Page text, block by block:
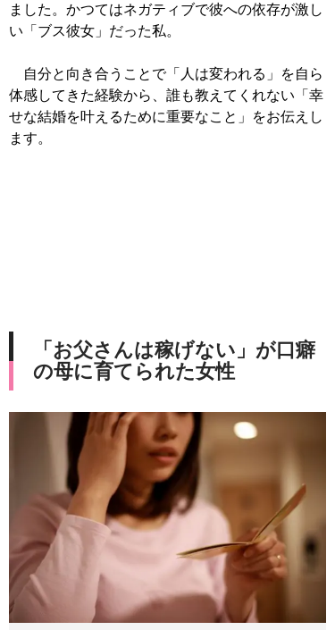
ました。かつてはネガティブで彼への依存が激し
い「ブス彼女」だった私。
自分と向き合うことで「人は変われる」を自ら
体感してきた経験から、誰も教えてくれない「幸
せな結婚を叶えるために重要なこと」をお伝えし
ます。
「お父さんは稼げない」が口癖
の母に育てられた女性